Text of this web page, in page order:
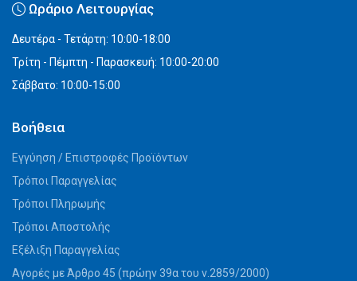
Ωράριο Λειτουργίας
Δευτέρα - Τετάρτη: 10:00-18:00
Τρίτη - Πέμπτη - Παρασκευή: 10:00-20:00
Σάββατο: 10:00-15:00
Βοήθεια
Εγγύηση / Επιστροφές Προϊόντων
Τρόποι Παραγγελίας
Τρόποι Πληρωμής
Τρόποι Αποστολής
Εξέλιξη Παραγγελίας
Αγορές με Άρθρο 45 (πρώην 39α του ν.2859/2000)